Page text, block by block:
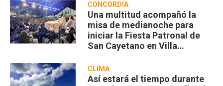
CONCORDIA
Una multitud acompañó la
misa de medianoche para
iniciar la Fiesta Patronal de
San Cayetano en Villa
CLIMA
Así estará el tiempo durante